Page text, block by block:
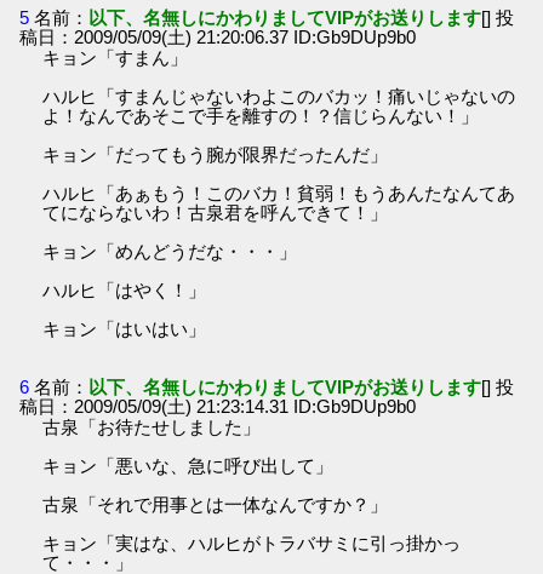
5 名前： 以下、名無しにかわりましてVIPがお送りします[] 投
稿日：2009/05/09(土) 21:20:06.37 ID:Gb9DUp9b0
キョン「すまん」
ハルヒ「すまんじゃないわよこのバカッ！痛いじゃないの
よ！なんであそこで手を離すの！？信じらんない！」
キョン「だってもう腕が限界だったんだ」
ハルヒ「あぁもう！このバカ！貧弱！もうあんたなんてあ
てにならないわ！古泉君を呼んできて！」
キョン「めんどうだな・・・」
ハルヒ「はやく！」
キョン「はいはい」
6 名前： 以下、名無しにかわりましてVIPがお送りします[] 投
稿日：2009/05/09(土) 21:23:14.31 ID:Gb9DUp9b0
古泉「お待たせしました」
キョン「悪いな、急に呼び出して」
古泉「それで用事とは一体なんですか？」
キョン「実はな、ハルヒがトラバサミに引っ掛かっ
て・・・」